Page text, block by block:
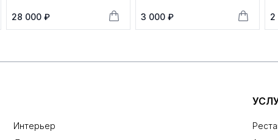
28 000 ₽ 3 000 ₽ 2
Интерьер